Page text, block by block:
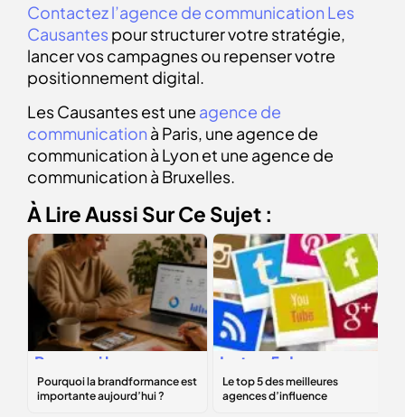
Contactez l’agence de communication Les
Causantes pour structurer votre stratégie,
lancer vos campagnes ou repenser votre
positionnement digital.
Les Causantes est une agence de
communication à Paris, une agence de
communication à Lyon et une agence de
communication à Bruxelles.
À Lire Aussi Sur Ce Sujet :
Pourquoi la
brandformance
est importante
Le top 5 des
meilleures
agences